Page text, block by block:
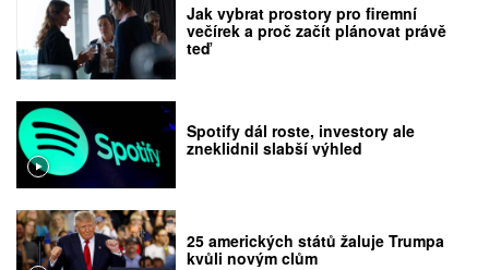
Jak vybrat prostory pro firemní
večírek a proč začít plánovat právě
teď
Spotify dál roste, investory ale
zneklidnil slabší výhled
25 amerických států žaluje Trumpa
kvůli novým clům